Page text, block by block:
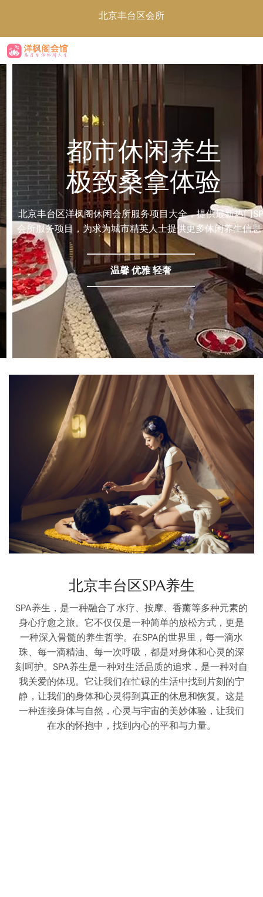
北京丰台区会所
都市休闲养生
极致桑拿体验
北京丰台区洋枫阁休闲会所服务项目大全，提供最新热门SPA
会所服务项目，为求为城市精英人士提供更多休闲养生信息！
温馨 优雅 轻奢
北京丰台区SPA养生
SPA养生，是一种融合了水疗、按摩、香薰等多种元素的
身心疗愈之旅。它不仅仅是一种简单的放松方式，更是
一种深入骨髓的养生哲学。在SPA的世界里，每一滴水
珠、每一滴精油、每一次呼吸，都是对身体和心灵的深
刻呵护。SPA养生是一种对生活品质的追求，是一种对自
我关爱的体现。它让我们在忙碌的生活中找到片刻的宁
静，让我们的身体和心灵得到真正的休息和恢复。这是
一种连接身体与自然，心灵与宇宙的美妙体验，让我们
在水的怀抱中，找到内心的平和与力量。